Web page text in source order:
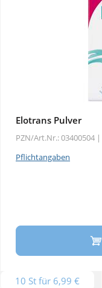
Elotrans Pulver
PZN/Art.Nr.: 03400504 |
Pflichtangaben
10 St für 6,99 €